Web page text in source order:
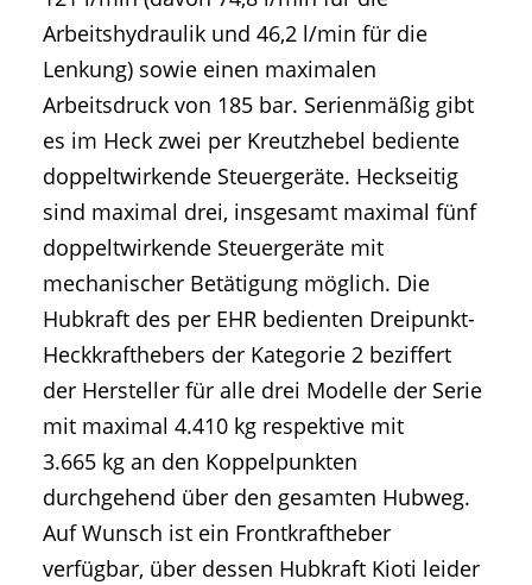
Arbeitshydraulik und 46,2 l/min für die
Lenkung) sowie einen maximalen
Arbeitsdruck von 185 bar. Serienmäßig gibt
es im Heck zwei per Kreutzhebel bediente
doppeltwirkende Steuergeräte. Heckseitig
sind maximal drei, insgesamt maximal fünf
doppeltwirkende Steuergeräte mit
mechanischer Betätigung möglich. Die
Hubkraft des per EHR bedienten Dreipunkt-
Heckkrafthebers der Kategorie 2 beziffert
der Hersteller für alle drei Modelle der Serie
mit maximal 4.410 kg respektive mit
3.665 kg an den Koppelpunkten
durchgehend über den gesamten Hubweg.
Auf Wunsch ist ein Frontkraftheber
verfügbar, über dessen Hubkraft Kioti leider